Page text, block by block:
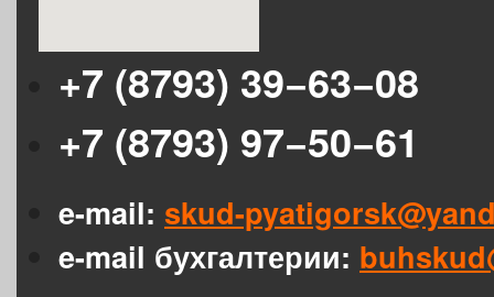
+7 (8793) 39−63−08
+7 (8793) 97−50−61
e-mail: skud-
e-mail бухгалтерии: